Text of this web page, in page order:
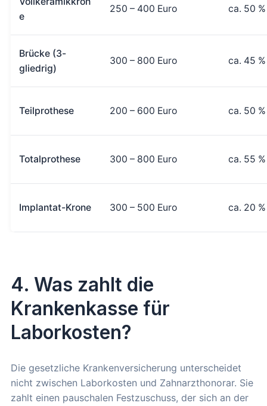
e
250 – 400 Euro ca. 50 %
Brücke (3-
gliedrig)
300 – 800 Euro ca. 45 %
Teilprothese 200 – 600 Euro ca. 50 %
Totalprothese 300 – 800 Euro ca. 55 %
Implantat-Krone 300 – 500 Euro ca. 20 %
4. Was zahlt die
Krankenkasse für
Laborkosten?
Die gesetzliche Krankenversicherung unterscheidet
nicht zwischen Laborkosten und Zahnarzthonorar. Sie
zahlt einen pauschalen Festzuschuss, der sich an der